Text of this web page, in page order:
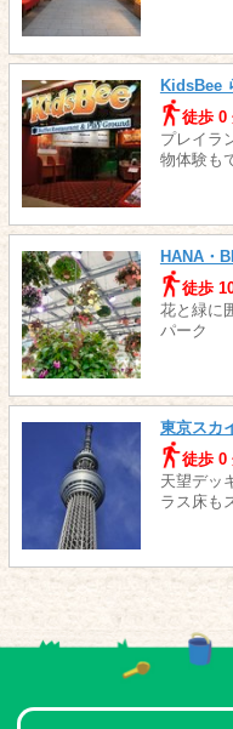
KidsBee
徒歩 0
プレイラ
物体験も
HANA・
徒歩
花と緑に
パーク
東京スカ
徒歩 0
天望デッ
ラス床も